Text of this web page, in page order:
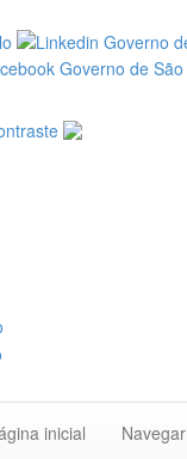
inicial Navegar